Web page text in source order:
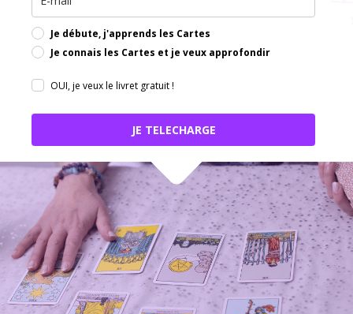
Je débute, j'apprends les Cartes
Je connais les Cartes et je veux approfondir
OUI, je veux le livret gratuit !
JE TELECHARGE